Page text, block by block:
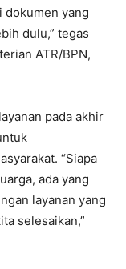
yang
dulu,” tegas
ATR/BPN,
pada akhir
“Siapa
ada yang
layanan yang
selesaikan,”